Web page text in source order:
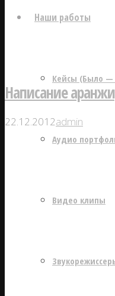
Наши работы
Кейсы (Было —
Аудио
Видео клипы
Написание
22.12.2012admin